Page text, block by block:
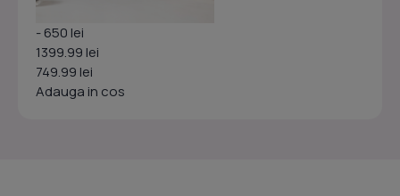
- 650 lei
1399.99 lei
749.99 lei
Adauga in cos